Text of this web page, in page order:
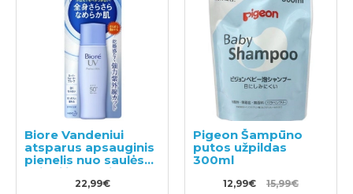
Biore Vandeniui
atsparus apsauginis
pienelis nuo saulės
veidui ir kūnui SPF
50+ 40ml22,99€
Pigeon Šampūno
putos užpildas
300ml
12,99€ 15,99€